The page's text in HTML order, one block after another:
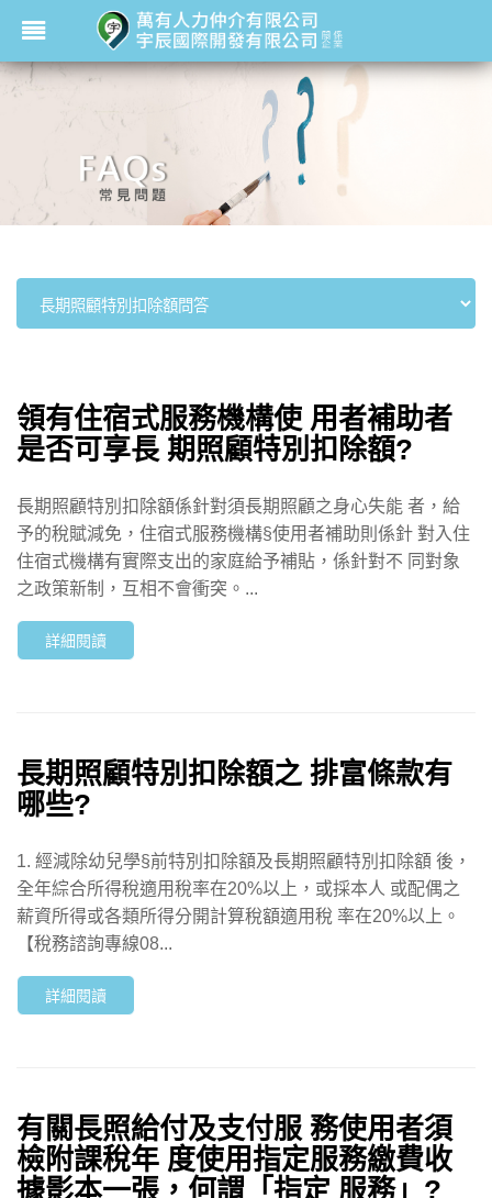
領有住宿式服務機構使 用者補助者
是否可享長 期照顧特別扣除額?
長期照顧特別扣除額係針對須長期照顧之身心失能 者，給
予的稅賦減免，住宿式服務機構§使用者補助則係針 對入住
住宿式機構有實際支出的家庭給予補貼，係針對不 同對象
之政策新制，互相不會衝突。...
詳細閱讀
長期照顧特別扣除額之 排富條款有
哪些?
1. 經減除幼兒學§前特別扣除額及長期照顧特別扣除額 後，
全年綜合所得稅適用稅率在20%以上，或採本人 或配偶之
薪資所得或各類所得分開計算稅額適用稅 率在20%以上。
【稅務諮詢專線08...
詳細閱讀
有關長照給付及支付服 務使用者須
檢附課稅年 度使用指定服務繳費收
據影本一張，何謂「指定 服務」?